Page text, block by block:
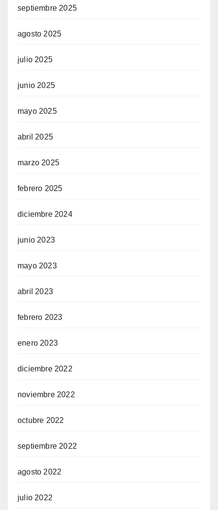
septiembre 2025
agosto 2025
julio 2025
junio 2025
mayo 2025
abril 2025
marzo 2025
febrero 2025
diciembre 2024
junio 2023
mayo 2023
abril 2023
febrero 2023
enero 2023
diciembre 2022
noviembre 2022
octubre 2022
septiembre 2022
agosto 2022
julio 2022